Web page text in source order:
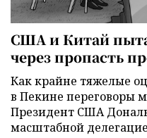
США и Китай
через пропасть
Как крайне тяжелые
в Пекине переговоры
Президент США
масштабной